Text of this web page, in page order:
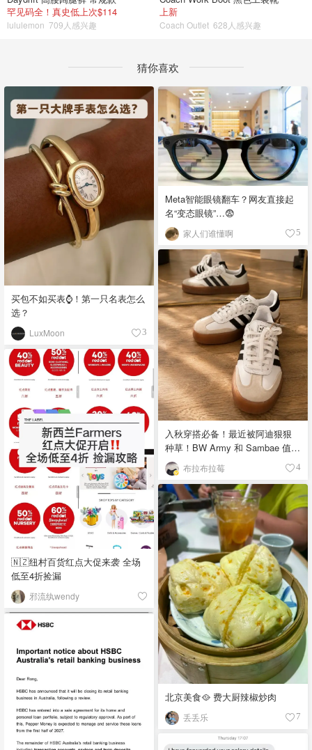
罕见码全！真史低上次$114
lululemon 709人感兴趣
上新
Coach Outlet 628人感兴趣
猜你喜欢
买包不如买表⌚️！第一只名表怎么
选？
LuxMoon 3
Meta智能眼镜翻车？网友直接起
名“变态眼镜”…😨
家人们谁懂啊 5
入秋穿搭必备！最近被阿迪狠狠
种草！BW Army 和 Sambae 值得
拥有！布拉布拉莓 4
🇳🇿纽村百货红点大促来袭 全场
低至4折捡漏
邪流纨wendy
北京美食🥘 费大厨辣椒炒肉
丢丢乐 7